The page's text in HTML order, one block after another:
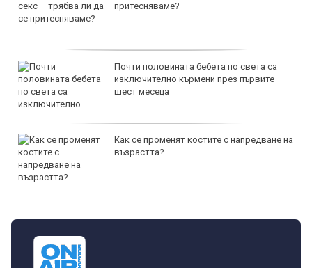
притесняваме?
Почти половината бебета по света са
изключително кърмени през първите
шест месеца
Как се променят костите с напредване на
възрастта?